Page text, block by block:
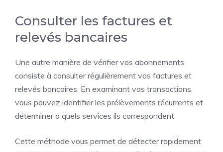
Consulter les factures et
relevés bancaires
Une autre manière de vérifier vos abonnements
consiste à consulter régulièrement vos factures et
relevés bancaires. En examinant vos transactions,
vous pouvez identifier les prélèvements récurrents et
déterminer à quels services ils correspondent.
Cette méthode vous permet de détecter rapidement